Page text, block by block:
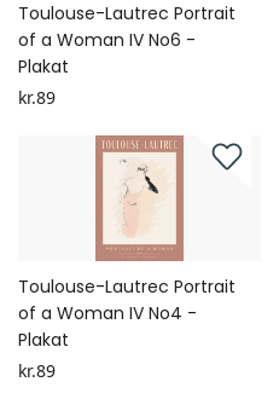
Toulouse-Lautrec Portrait
of a Woman IV No6 -
Plakat
kr.89
Toulouse-Lautrec Portrait
of a Woman IV No4 -
Plakat
kr.89